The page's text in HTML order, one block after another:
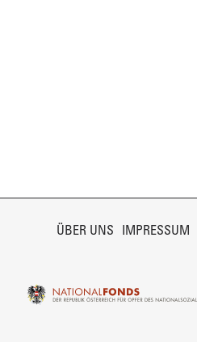
ÜBERSPRINGEN
ÜBER UNS IMPRESSUM